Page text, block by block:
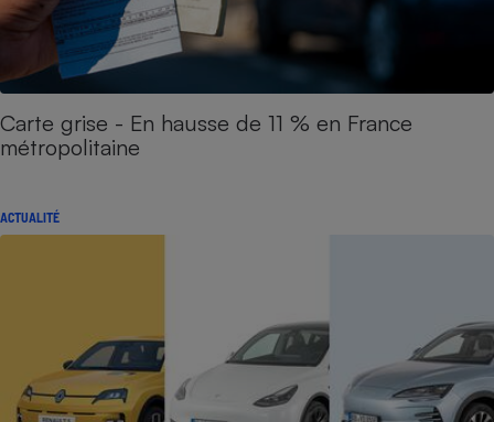
Carte grise - En hausse de 11 % en France
métropolitaine
ACTUALITÉ